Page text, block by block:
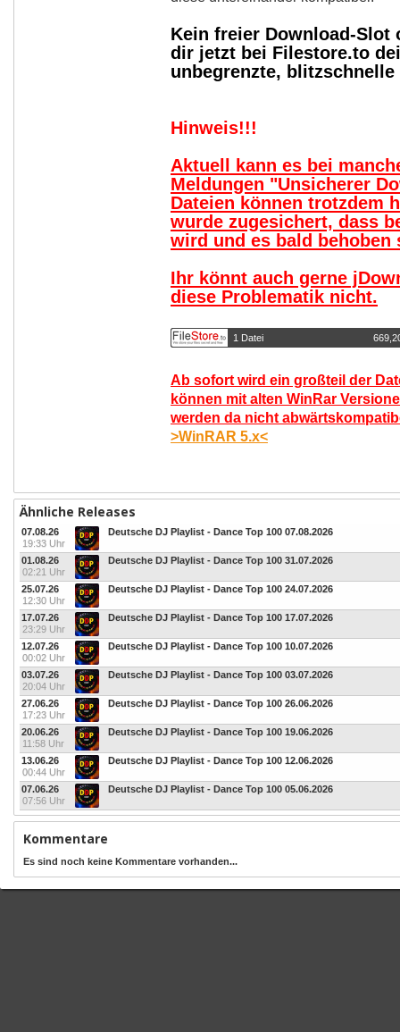
Kein freier Download-Slot
dir jetzt bei Filestore.to
unbegrenzte,
Hinweis!!!
Aktuell kann es bei
Meldungen "Unsicherer
Dateien können trotzdem
wurde zugesichert, dass
wird und es bald behoben
Ihr könnt auch gerne
diese Problematik nicht.
1 Datei
Ab sofort wird ein großteil der
können mit alten WinRar
werden da nicht
>WinRAR 5.x<
Ähnliche Releases
07.08.26
19:33 Uhr
Deutsche DJ Playlist - Dance Top 100 07.08.2026
01.08.26
02:21 Uhr
Deutsche DJ Playlist - Dance Top 100 31.07.2026
25.07.26
12:30 Uhr
Deutsche DJ Playlist - Dance Top 100 24.07.2026
17.07.26
23:29 Uhr
Deutsche DJ Playlist - Dance Top 100 17.07.2026
12.07.26
00:02 Uhr
Deutsche DJ Playlist - Dance Top 100 10.07.2026
03.07.26
20:04 Uhr
Deutsche DJ Playlist - Dance Top 100 03.07.2026
27.06.26
17:23 Uhr
Deutsche DJ Playlist - Dance Top 100 26.06.2026
20.06.26
11:58 Uhr
Deutsche DJ Playlist - Dance Top 100 19.06.2026
13.06.26
00:44 Uhr
Deutsche DJ Playlist - Dance Top 100 12.06.2026
07.06.26
07:56 Uhr
Deutsche DJ Playlist - Dance Top 100 05.06.2026
Kommentare
Es sind noch keine Kommentare vorhanden...